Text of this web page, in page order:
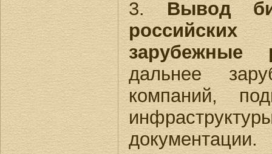
3. Вывод
зарубежные
дальнее
компаний,
документации.